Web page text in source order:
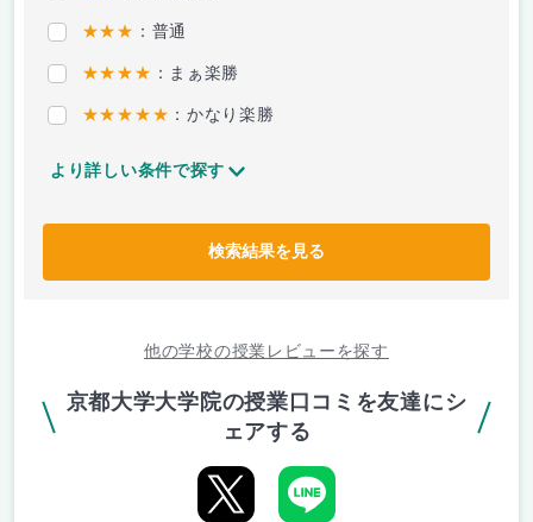
★★★ ：普通
★★★★ ：まぁ楽勝
★★★★★ ：かなり楽勝
より詳しい条件で探す
検索結果を見る
他の学校の授業レビューを探す
京都大学大学院の授業口コミを友達にシ
ェアする